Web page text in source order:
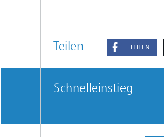
Teilen TEILEN
Schnelleinstieg